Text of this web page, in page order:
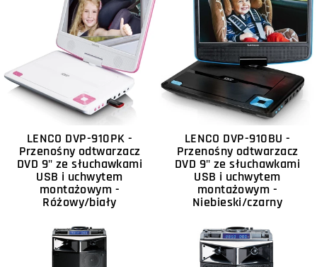
LENCO DVP-910PK -
Przenośny odtwarzacz
DVD 9" ze słuchawkami
USB i uchwytem
montażowym -
Różowy/biały
LENCO DVP-910BU -
Przenośny odtwarzacz
DVD 9" ze słuchawkami
USB i uchwytem
montażowym -
Niebieski/czarny